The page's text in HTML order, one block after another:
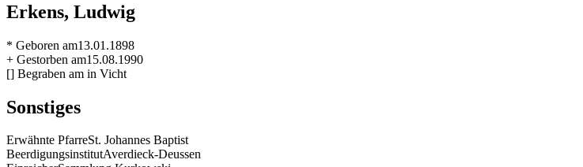
Erkens, Ludwig
* Geboren am13.01.1898
+ Gestorben am15.08.1990
[] Begraben am in Vicht
Sonstiges
Erwähnte PfarreSt. Johannes Baptist
BeerdigungsinstitutAverdieck-Deussen